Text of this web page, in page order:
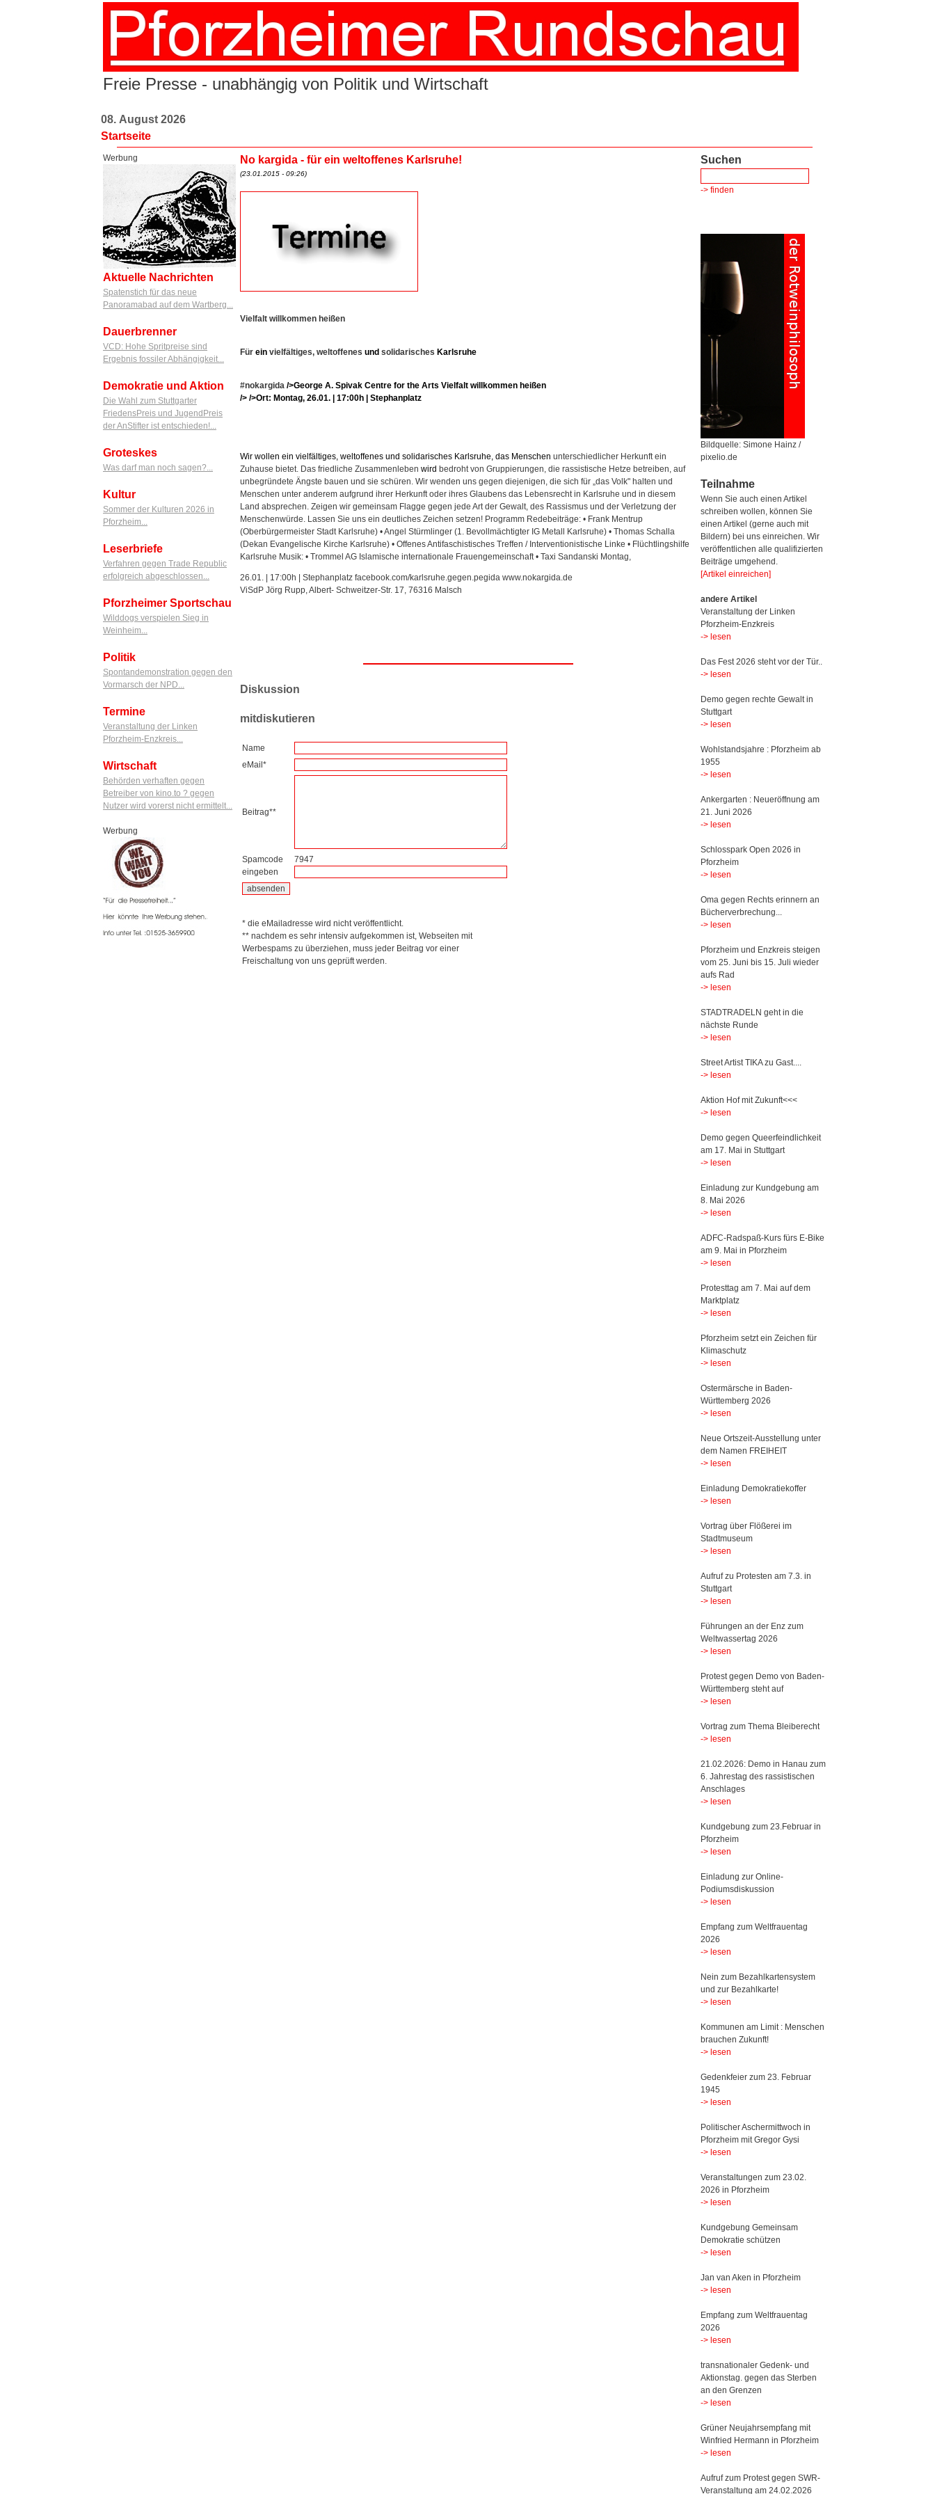
Freie Presse - unabhängig von Politik und Wirtschaft
08. August 2026
Startseite
Werbung
Aktuelle Nachrichten
Spatenstich für das neue
Panoramabad auf dem Wartberg...
Dauerbrenner
VCD: Hohe Spritpreise sind
Ergebnis fossiler Abhängigkeit...
Demokratie und Aktion
Die Wahl zum Stuttgarter
FriedensPreis und JugendPreis
der AnStifter ist entschieden!...
Groteskes
Was darf man noch sagen?...
Kultur
Sommer der Kulturen 2026 in
Pforzheim...
Leserbriefe
Verfahren gegen Trade Republic
erfolgreich abgeschlossen...
Pforzheimer Sportschau
Wilddogs verspielen Sieg in
Weinheim...
Politik
Spontandemonstration gegen den
Vormarsch der NPD...
Termine
Veranstaltung der Linken
Pforzheim-Enzkreis...
Wirtschaft
Behörden verhaften gegen
Betreiber von kino.to ? gegen
Nutzer wird vorerst nicht ermittelt...
Werbung
No kargida - für ein weltoffenes Karlsruhe!
(23.01.2015 - 09:26)
Vielfalt willkommen heißen
Für ein vielfältiges, weltoffenes und solidarisches Karlsruhe
#nokargida />George A. Spivak Centre for the Arts Vielfalt willkommen heißen
/> />Ort: Montag, 26.01. | 17:00h | Stephanplatz
Wir wollen ein vielfältiges, weltoffenes und solidarisches Karlsruhe, das Menschen unterschiedlicher Herkunft ein
Zuhause bietet. Das friedliche Zusammenleben wird bedroht von Gruppierungen, die rassistische Hetze betreiben, auf
unbegründete Ängste bauen und sie schüren. Wir wenden uns gegen diejenigen, die sich für „das Volk" halten und
Menschen unter anderem aufgrund ihrer Herkunft oder ihres Glaubens das Lebensrecht in Karlsruhe und in diesem
Land absprechen. Zeigen wir gemeinsam Flagge gegen jede Art der Gewalt, des Rassismus und der Verletzung der
Menschenwürde. Lassen Sie uns ein deutliches Zeichen setzen! Programm Redebeiträge: • Frank Mentrup
(Oberbürgermeister Stadt Karlsruhe) • Angel Stürmlinger (1. Bevollmächtigter IG Metall Karlsruhe) • Thomas Schalla
(Dekan Evangelische Kirche Karlsruhe) • Offenes Antifaschistisches Treffen / Interventionistische Linke • Flüchtlingshilfe
Karlsruhe Musik: • Trommel AG Islamische internationale Frauengemeinschaft • Taxi Sandanski Montag,
26.01. | 17:00h | Stephanplatz facebook.com/karlsruhe.gegen.pegida www.nokargida.de
ViSdP Jörg Rupp, Albert- Schweitzer-Str. 17, 76316 Malsch
Diskussion
mitdiskutieren
Name
eMail*
Beitrag**
Spamcode
eingeben
7947
* die eMailadresse wird nicht veröffentlicht.
** nachdem es sehr intensiv aufgekommen ist, Webseiten mit
Werbespams zu überziehen, muss jeder Beitrag vor einer
Freischaltung von uns geprüft werden.
Suchen
-> finden
Bildquelle: Simone Hainz /
pixelio.de
Teilnahme
Wenn Sie auch einen Artikel
schreiben wollen, können Sie
einen Artikel (gerne auch mit
Bildern) bei uns einreichen. Wir
veröffentlichen alle qualifizierten
Beiträge umgehend.
[Artikel einreichen]
andere Artikel
Veranstaltung der Linken
Pforzheim-Enzkreis
-> lesen
Das Fest 2026 steht vor der Tür..
-> lesen
Demo gegen rechte Gewalt in
Stuttgart
-> lesen
Wohlstandsjahre : Pforzheim ab
1955
-> lesen
Ankergarten : Neueröffnung am
21. Juni 2026
-> lesen
Schlosspark Open 2026 in
Pforzheim
-> lesen
Oma gegen Rechts erinnern an
Bücherverbrechung...
-> lesen
Pforzheim und Enzkreis steigen
vom 25. Juni bis 15. Juli wieder
aufs Rad
-> lesen
STADTRADELN geht in die
nächste Runde
-> lesen
Street Artist TIKA zu Gast....
-> lesen
Aktion Hof mit Zukunft<<<
-> lesen
Demo gegen Queerfeindlichkeit
am 17. Mai in Stuttgart
-> lesen
Einladung zur Kundgebung am
8. Mai 2026
-> lesen
ADFC-Radspaß-Kurs fürs E-Bike
am 9. Mai in Pforzheim
-> lesen
Protesttag am 7. Mai auf dem
Marktplatz
-> lesen
Pforzheim setzt ein Zeichen für
Klimaschutz
-> lesen
Ostermärsche in Baden-
Württemberg 2026
-> lesen
Neue Ortszeit-Ausstellung unter
dem Namen FREIHEIT
-> lesen
Einladung Demokratiekoffer
-> lesen
Vortrag über Flößerei im
Stadtmuseum
-> lesen
Aufruf zu Protesten am 7.3. in
Stuttgart
-> lesen
Führungen an der Enz zum
Weltwassertag 2026
-> lesen
Protest gegen Demo von Baden-
Württemberg steht auf
-> lesen
Vortrag zum Thema Bleiberecht
-> lesen
21.02.2026: Demo in Hanau zum
6. Jahrestag des rassistischen
Anschlages
-> lesen
Kundgebung zum 23.Februar in
Pforzheim
-> lesen
Einladung zur Online-
Podiumsdiskussion
-> lesen
Empfang zum Weltfrauentag
2026
-> lesen
Nein zum Bezahlkartensystem
und zur Bezahlkarte!
-> lesen
Kommunen am Limit : Menschen
brauchen Zukunft!
-> lesen
Gedenkfeier zum 23. Februar
1945
-> lesen
Politischer Aschermittwoch in
Pforzheim mit Gregor Gysi
-> lesen
Veranstaltungen zum 23.02.
2026 in Pforzheim
-> lesen
Kundgebung Gemeinsam
Demokratie schützen
-> lesen
Jan van Aken in Pforzheim
-> lesen
Empfang zum Weltfrauentag
2026
-> lesen
transnationaler Gedenk- und
Aktionstag. gegen das Sterben
an den Grenzen
-> lesen
Grüner Neujahrsempfang mit
Winfried Hermann in Pforzheim
-> lesen
Aufruf zum Protest gegen SWR-
Veranstaltung am 24.02.2026